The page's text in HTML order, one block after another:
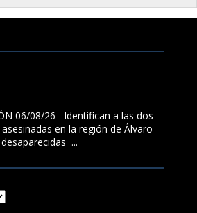
06/08/26 Identifican a las dos
en la región de Álvaro
...